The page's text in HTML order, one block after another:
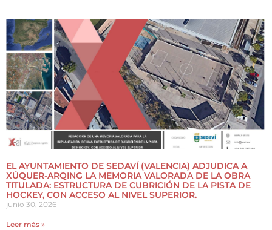
EL AYUNTAMIENTO DE SEDAVÍ (VALENCIA) ADJUDICA A
XÚQUER-ARQING LA MEMORIA VALORADA DE LA OBRA
TITULADA: ESTRUCTURA DE CUBRICIÓN DE LA PISTA DE
HOCKEY, CON ACCESO AL NIVEL SUPERIOR.
junio 30, 2026
Leer más »